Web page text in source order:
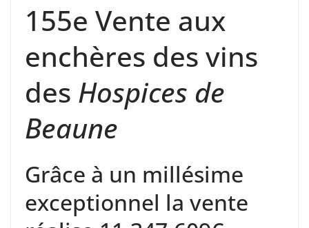
155e Vente aux
enchères des vins
des Hospices de
Beaune
Grâce à un millésime
exceptionnel la vente